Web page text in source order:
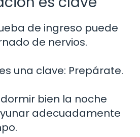
de ingreso puede
de nervios.
una clave: Prepárate.
bien la noche
adecuadamente